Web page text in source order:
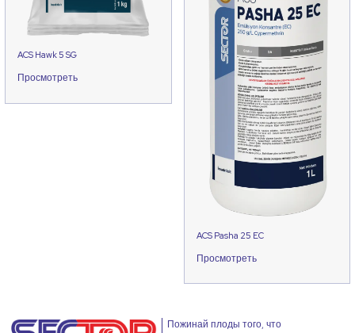
ACS Hawk 5 SG
Просмотреть
ACS Pasha 25 EC
Просмотреть
Пожинай плоды того, что